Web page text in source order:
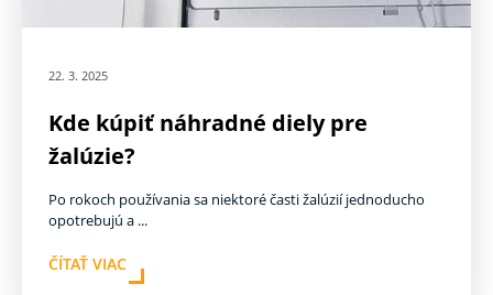
22. 3. 2025
Kde kúpiť náhradné diely pre
žalúzie?
Po rokoch používania sa niektoré časti žalúzií jednoducho
opotrebujú a ...
ČÍTAŤ VIAC